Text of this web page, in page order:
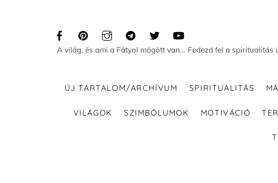
A világ, és ami a Fátyol mögött van... Fedezd fel a
ÚJ TARTALOM/ARCHÍVUM SPIRITUALITÁS
VILÁGOK SZIMBÓLUMOK MOTIVÁCIÓ